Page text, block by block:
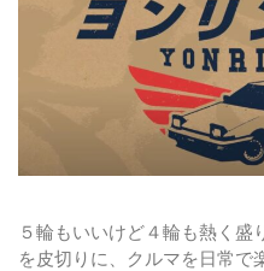
５輪もいいけど４輪も熱く盛
を皮切りに、クルマを日常で